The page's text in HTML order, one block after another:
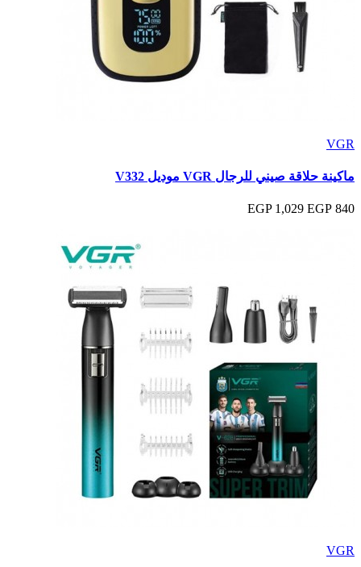
VGR
ماكينة حلاقة صيني للرجال VGR موديل V332
840 EGP
1,029 EGP
VGR